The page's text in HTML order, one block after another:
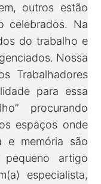
outros estão
celebrados. Na
do trabalho e
Nossa
Trabalhadores
para essa
procurando
espaços onde
e memória são
pequeno artigo
especialista,